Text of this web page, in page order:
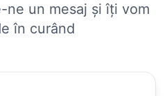
ne un mesaj și îți vom
în curând